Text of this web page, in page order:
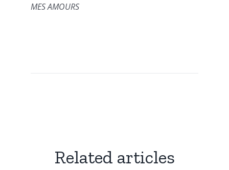
MES AMOURS
Related articles